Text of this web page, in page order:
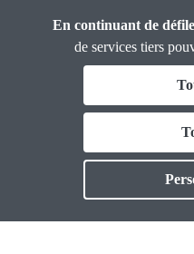
Analyses et
Propositions
La sociale n°16
En continuant de
de services tiers